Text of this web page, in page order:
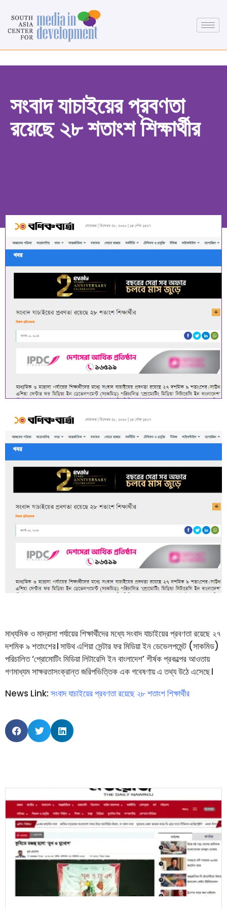
সংবাদ যাচাইয়ের প্রবণতা
রয়েছে ২৮ শতাংশ শিক্ষার্থীর
December 13, 2023 6:29 am
মাধ্যমিক ও মাদ্রাসা পর্যায়ের শিক্ষার্থীদের মধ্যে সংবাদ যাচাইয়ের প্রবণতা রয়েছে ২৭
দশমিক ৯ শতাংশের। সাউথ এশিয়া সেন্টার ফর মিডিয়া ইন ডেভেলপমেন্ট (সাকমিড)
পরিচালিত ‘প্রোমোটিং মিডিয়া লিটারেসি ইন বাংলাদেশ’ শীর্ষক প্রকল্পের আওতায়
গণমাধ্যম সাক্ষরতাসংক্রান্ত জরিপভিত্তিক এক গবেষণায় এ তথ্য উঠে এসেছে।
News Link: সংবাদ যাচাইয়ের প্রবণতা রয়েছে ২৮ শতাংশ শিক্ষার্থীর